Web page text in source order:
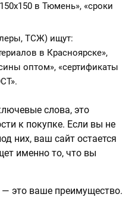
в Тюмень», «сроки
ТСЖ) ищут:
в Красноярске»,
оптом», «сертификаты
слова, это
к покупке. Если вы не
них, ваш сайт остается
именно то, что вы
это ваше преимущество.